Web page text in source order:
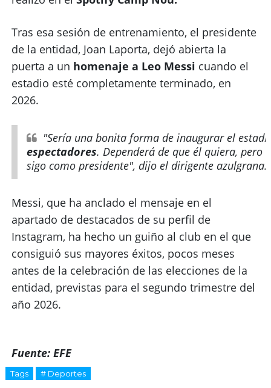
Tras esa sesión de entrenamiento, el presidente
de la entidad, Joan Laporta, dejó abierta la
puerta a un homenaje a Leo Messi cuando el
estadio esté completamente terminado, en
2026.
"Sería una bonita forma de inaugurar el
espectadores. Dependerá de que él quiera, pero
sigo como presidente", dijo el dirigente azulgrana.
Messi, que ha anclado el mensaje en el
apartado de destacados de su perfil de
Instagram, ha hecho un guiño al club en el que
consiguió sus mayores éxitos, pocos meses
antes de la celebración de las elecciones de la
entidad, previstas para el segundo trimestre del
año 2026.
Fuente: EFE
Tags # Deportes